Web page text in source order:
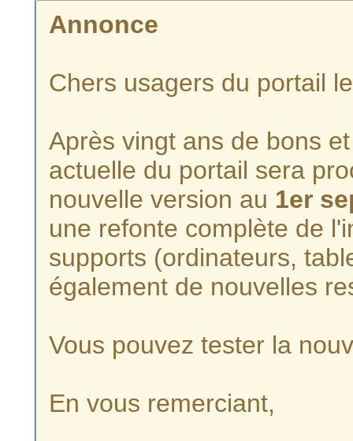
Annonce
Chers usagers du portail
Après vingt ans de bons
actuelle du portail sera
nouvelle version au 1er
une refonte complète de
supports (ordinateurs,
également de nouvelles
Vous pouvez tester la
En vous remerciant,